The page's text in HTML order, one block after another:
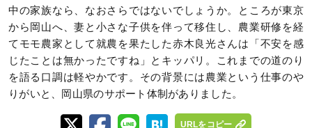
中の家族なら、なおさらではないでしょうか。ところが東京
から岡山へ、妻と小さな子供を伴って移住し、農業研修を経
てモモ農家として就農を果たした赤木良光さんは「不安を感
じたことは無かったですね」とキッパリ。これまでの道のり
を語る口調は軽やかです。その背景には農業という仕事のや
りがいと、岡山県のサポート体制がありました。
URLをコピー